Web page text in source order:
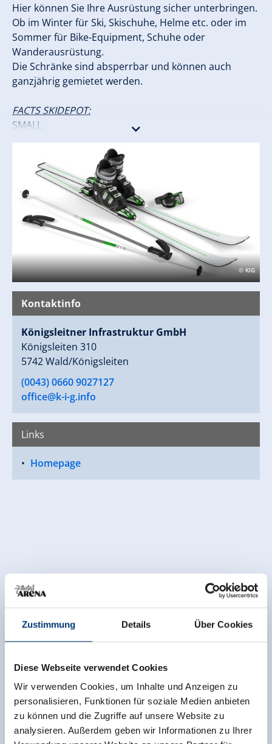
Zustimmung Details Über Cookies
Diese Webseite verwendet Cookies
Wir verwenden Cookies, um Inhalte und Anzeigen zu
personalisieren, Funktionen für soziale Medien anbieten
zu können und die Zugriffe auf unsere Website zu
analysieren. Außerdem geben wir Informationen zu Ihrer
Hier können Sie Ihre Ausrüstung sicher unterbringen.
Ob im Winter für Ski, Skischuhe, Helme etc. oder im
Sommer für Bike-Equipment, Schuhe oder
Wanderausrüstung.
Die Schränke sind absperrbar und können auch
ganzjährig gemietet werden.
FACTS SKIDEPOT:
SMALL
4 Paar Ski & Schuhe
LARGE
6 Paar Ski & Schuhe
XXL
6 Paar Ski & Schuhe + extra Storage
Link zur Homepage:
https://www.k-i-
g.info/de/infrastrukturgebaeude/skidepot
© KIG
Kontaktinfo
Königsleitner Infrastruktur GmbH
Königsleiten 310
5742 Wald/Königsleiten
(0043) 0660 9027127
office@k-i-g.info
Links
Homepage